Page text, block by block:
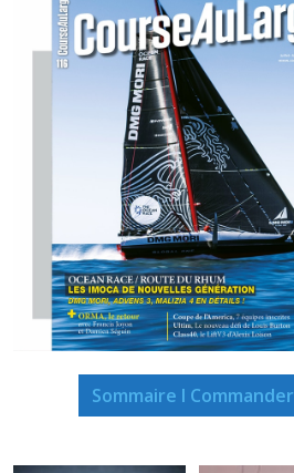
Sommaire I Commander